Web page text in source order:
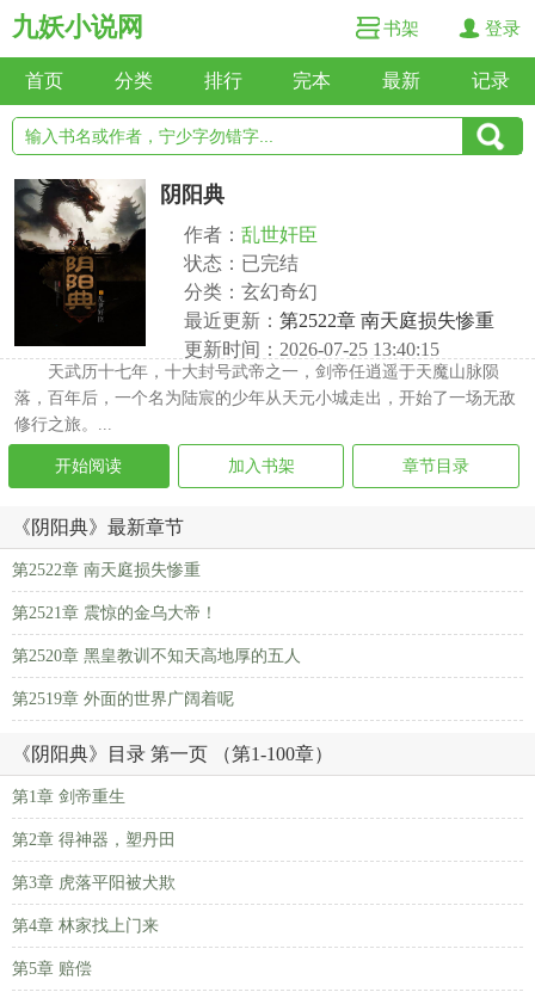
九妖小说网 书架 登录
首页 分类 排行 完本 最新 记录
阴阳典
作者： 乱世奸臣
状态：已完结
分类：玄幻奇幻
最近更新： 第2522章 南天庭损失惨重
更新时间：2026-07-25 13:40:15
天武历十七年，十大封号武帝之一，剑帝任逍遥于天魔山脉陨
落，百年后，一个名为陆宸的少年从天元小城走出，开始了一场无敌
修行之旅。...
开始阅读 加入书架 章节目录
《阴阳典》最新章节
第2522章 南天庭损失惨重
第2521章 震惊的金乌大帝！
第2520章 黑皇教训不知天高地厚的五人
第2519章 外面的世界广阔着呢
《阴阳典》目录 第一页 （第1-100章）
第1章 剑帝重生
第2章 得神器，塑丹田
第3章 虎落平阳被犬欺
第4章 林家找上门来
第5章 赔偿